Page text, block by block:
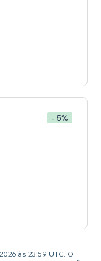
- 5%
às 23:59 UTC. O